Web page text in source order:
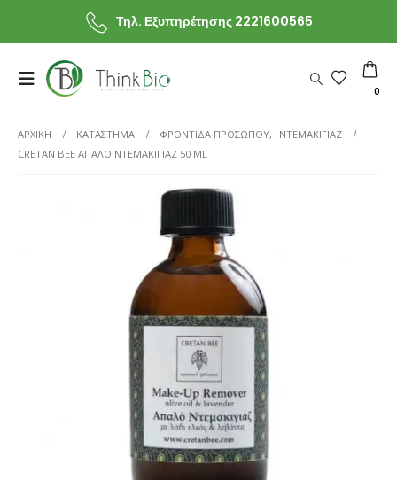
Τηλ. Εξυπηρέτησης 2221600565
0
ΑΡΧΙΚΗ ΚΑΤΆΣΤΗΜΑ ΦΡΟΝΤΙΔΑ ΠΡΟΣΩΠΟΥ,
ΝΤΕΜΑΚΙΓΙΑΖ
CRETAN BEE ΑΠΑΛΌ ΝΤΕΜΑΚΙΓΙΆΖ 50 ML